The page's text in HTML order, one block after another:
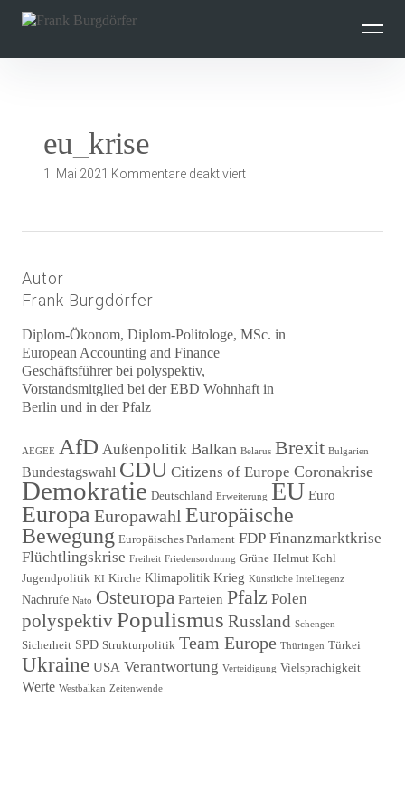
überspringen
eu_krise
1. Mai 2021 Kommentare deaktiviertfür
Autor
Frank Burgdörfer
Diplom-Ökonom, Diplom-Politologe, MSc. in
European Accounting and Finance
Geschäftsführer bei polyspektiv,
Vorstandsmitglied bei der EBD Wohnhaft in
Berlin und in der Pfalz
AEGEE AfD Außenpolitik Balkan Belarus Brexit Bulgarien
Bundestagswahl CDU Citizens of Europe Coronakrise
Demokratie Deutschland Erweiterung EU Euro
Europa Europawahl Europäische
Bewegung Europäisches Parlament FDP Finanzmarktkrise
Flüchtlingskrise Freiheit Friedensordnung Grüne Helmut Kohl
Jugendpolitik KI Kirche Klimapolitik Krieg Künstliche Intelliegenz
Nachrufe Nato Osteuropa Parteien Pfalz Polen
polyspektivPopulismus Russland Schengen
Sicherheit SPD Strukturpolitik Team Europe Thüringen Türkei
Ukraine USA Verantwortung Verteidigung Vielsprachigkeit
Werte Westbalkan Zeitenwende